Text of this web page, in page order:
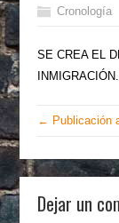
Cronología
SE CREA EL
INMIGRACIÓN.
← Publicación
Dejar un